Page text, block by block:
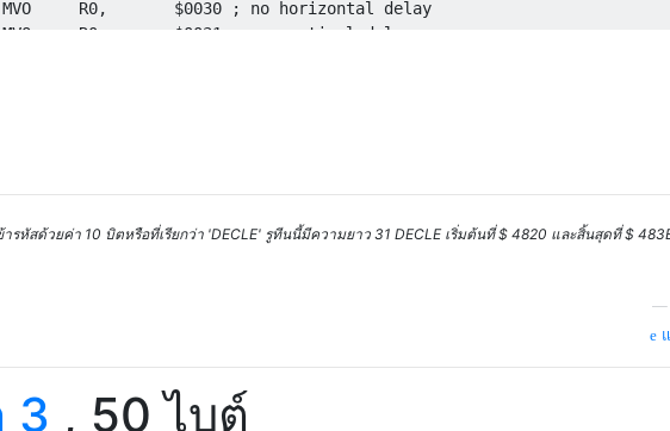
R0,       $0030 ; no horizontal delay
R0,       $0031 ; no vertical delay
R0,       $0032 ; no border extension
#$D,      R0
R0,       $0028 ; light-blue background
R0,       $002C ; light-blue border
R5              ; save return address
ารหัสด้วยค่า 10 บิตหรือที่เรียกว่า 'DECLE' รูทีนนี้มีความยาว 31 DECLE เริ่มต้นที่ $ 4820 และสิ้นสุดที่ $
—
3 , 50 ไบต์